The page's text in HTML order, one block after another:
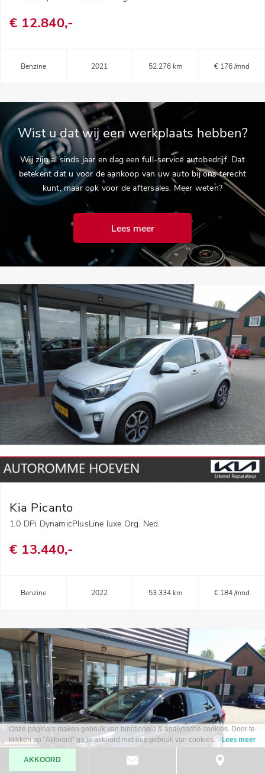
€ 12.840,-
Benzine 2021 52.276 km € 176 /mnd
Wist u dat wij een werkplaats hebben?
Wij zijn al sinds jaar en dag een full-service autobedrijf. Dat
betekent dat u voor de aankoop van uw auto bij ons terecht
kunt, maar ook voor de aftersales. Meer weten?
Lees meer
Kia Picanto
1.0 DPi DynamicPlusLine luxe Org. Ned.
€ 13.440,-
Benzine 2022 53.334 km € 184 /mnd
Onze pagina’s maken gebruik van functionele & analytische cookies. Door te
klikken op "Akkoord" ga je akkoord met ons gebruik van cookies.
Lees meer
AKKOORD